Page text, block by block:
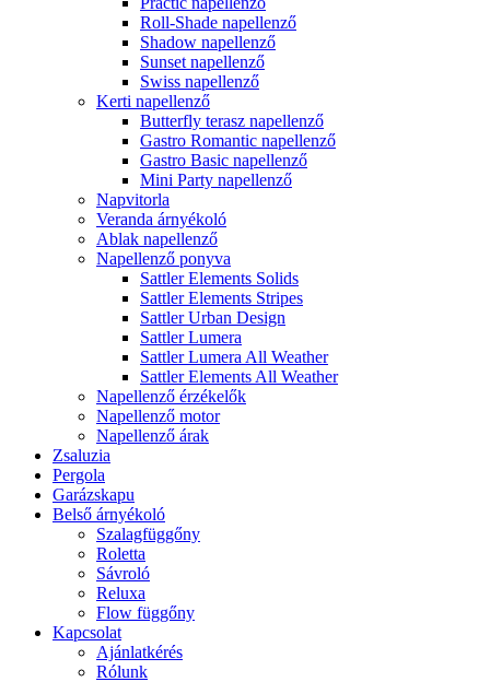
Roll-Shade napellenző
Shadow napellenző
Sunset napellenző
Swiss napellenző
Kerti napellenző
Butterfly terasz napellenző
Gastro Romantic napellenző
Gastro Basic napellenző
Mini Party napellenző
Napvitorla
Veranda árnyékoló
Ablak napellenző
Napellenző ponyva
Sattler Elements Solids
Sattler Elements Stripes
Sattler Urban Design
Sattler Lumera
Sattler Lumera All Weather
Sattler Elements All Weather
Napellenző érzékelők
Napellenző motor
Napellenző árak
Zsaluzia
Pergola
Garázskapu
Belső árnyékoló
Szalagfüggőny
Roletta
Sávroló
Reluxa
Flow függőny
Kapcsolat
Ajánlatkérés
Rólunk